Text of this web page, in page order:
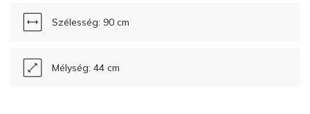
Szélesség: 90 cm
Mélység: 44 cm